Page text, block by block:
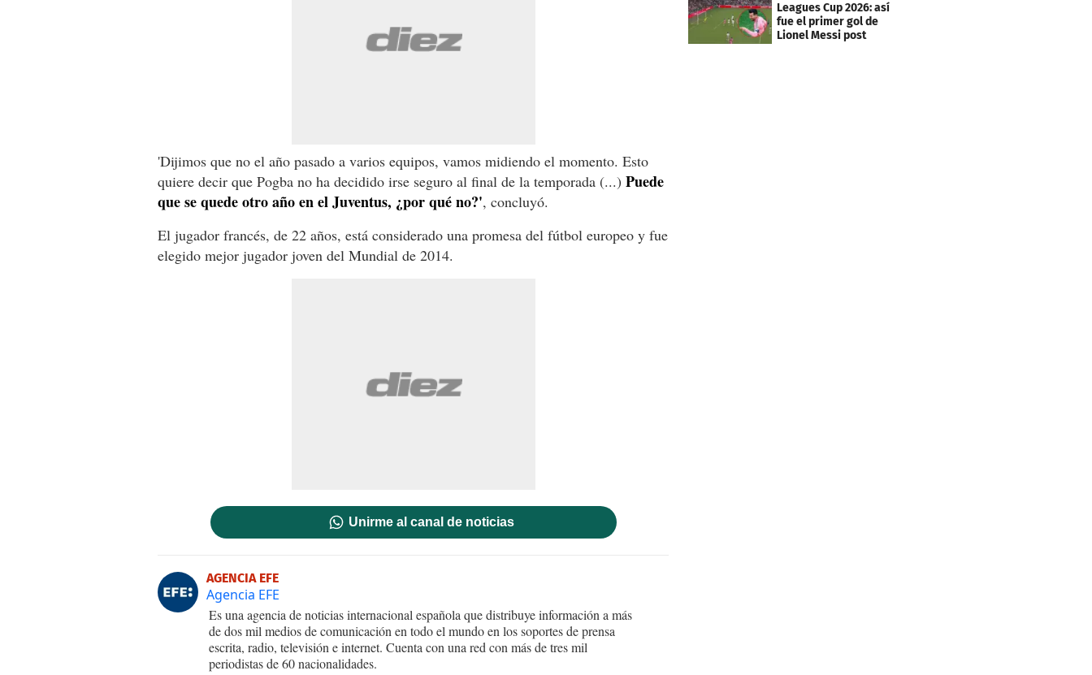
'Dijimos que no el año pasado a varios equipos, vamos midiendo el momento. Esto
quiere decir que Pogba no ha decidido irse seguro al final de la temporada (...) Puede
que se quede otro año en el Juventus, ¿por qué no?', concluyó.
El jugador francés, de 22 años, está considerado una promesa del fútbol europeo y fue
elegido mejor jugador joven del Mundial de 2014.
Unirme al canal de noticias
AGENCIA EFE
Agencia EFE
Es una agencia de noticias internacional española que distribuye información a más
de dos mil medios de comunicación en todo el mundo en los soportes de prensa
escrita, radio, televisión e internet. Cuenta con una red con más de tres mil
periodistas de 60 nacionalidades.
Leagues Cup 2026: así
fue el primer gol de
Lionel Messi post